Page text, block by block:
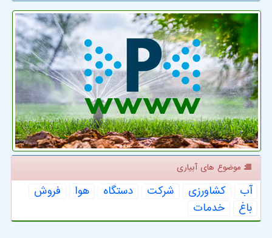
موضوع های آبیاری
آب كشاورزی شركت دستگاه هوا
فروش
باغ
خدمات